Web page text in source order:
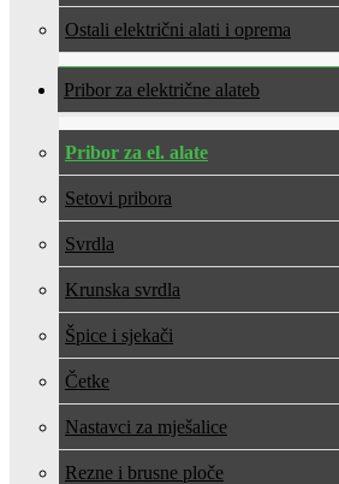
Ostali električni alati i oprema
Pribor za električne alate
Pribor za el. alate
Setovi pribora
Svrdla
Krunska svrdla
Špice i sjekači
Četke
Nastavci za mješalice
Rezne i brusne ploče